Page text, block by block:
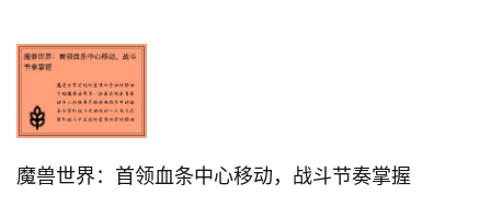
魔兽世界：首领血条中心移动，战斗节奏掌握